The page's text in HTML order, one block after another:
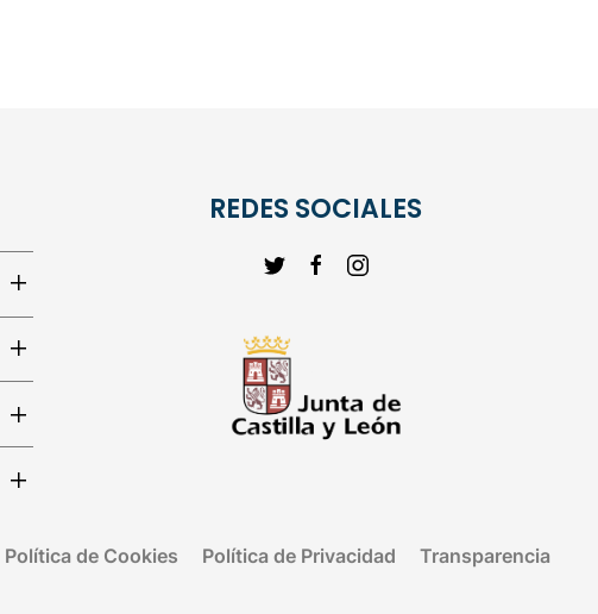
REDES SOCIALES
Política de Cookies Política de Privacidad Transparencia